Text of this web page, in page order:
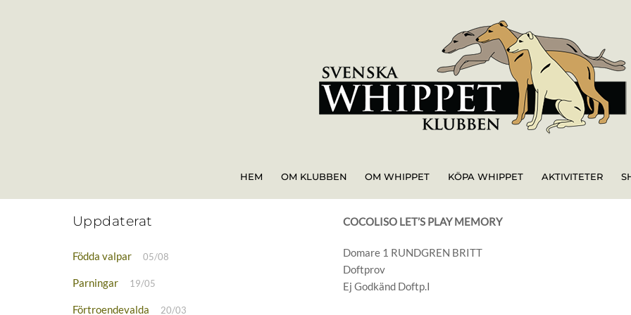
HEM OM KLUBBEN OM WHIPPET KÖPA WHIPPET AKTIVITETER
Uppdaterat
Födda valpar 05/08
Parningar 19/05
Förtroendevalda 20/03
COCOLISO LET’S PLAY MEMORY
Domare 1 RUNDGREN BRITT
Doftprov
Ej Godkänd Doftp.I